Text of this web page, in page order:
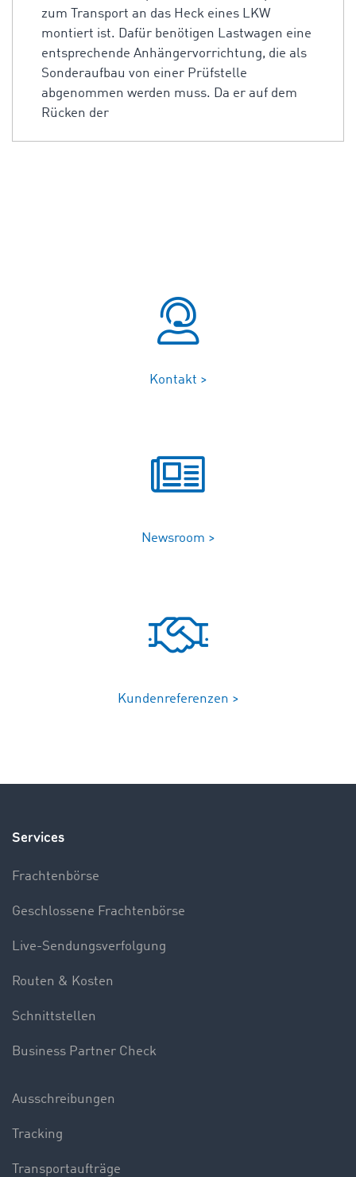
zum Transport an das Heck eines LKW
montiert ist. Dafür benötigen Lastwagen eine
entsprechende Anhängervorrichtung, die als
Sonderaufbau von einer Prüfstelle
abgenommen werden muss. Da er auf dem
Rücken der
Kontakt >
Newsroom >
Kundenreferenzen >
Services
Frachtenbörse
Geschlossene Frachtenbörse
Live-Sendungsverfolgung
Routen & Kosten
Schnittstellen
Business Partner Check
Ausschreibungen
Tracking
Transportaufträge